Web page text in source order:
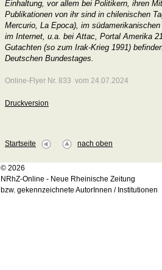
Einhaltung, vor allem bei Politikern, ihren
Publikationen von ihr sind in chilenischen
Mercurio, La Epoca), im
im Internet, u.a. bei Attac, Portal Amerika
Gutachten (so zum Irak-Krieg 1991)
Deutschen Bundestages.
Online-Flyer Nr. 833 vom 24.07.2024
Druckversion
Startseite nach oben
© 2026
NRhZ-Online - Neue Rheinische Zeitung
bzw. gekennzeichnete AutorInnen / Institutionen